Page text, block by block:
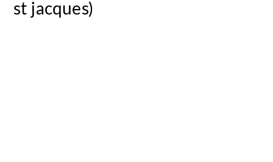
st jacques)